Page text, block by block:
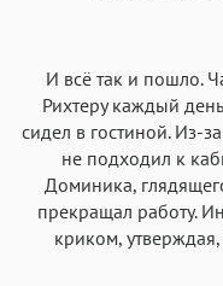
И всё так и пошло.
Рихтеру каждый
сидел в гостиной. Из-
не подходил к
Доминика,
прекращал работу.
криком,